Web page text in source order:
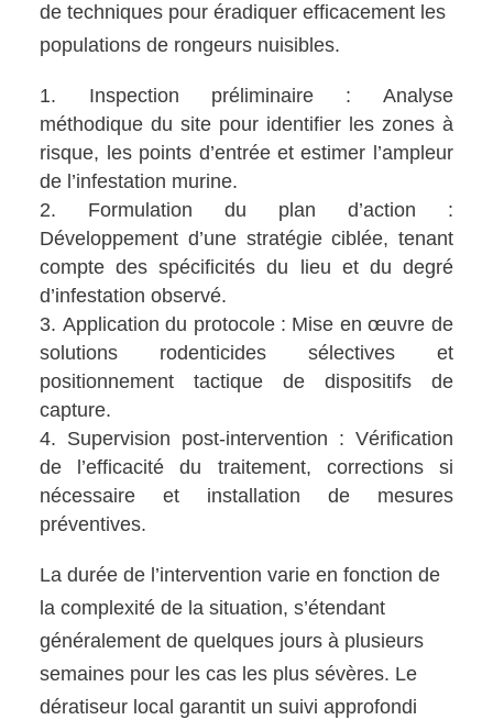
de techniques pour éradiquer efficacement les
populations de rongeurs nuisibles.
Inspection préliminaire : Analyse
méthodique du site pour identifier les zones à
risque, les points d’entrée et estimer l’ampleur
de l’infestation murine.
Formulation du plan d’action :
Développement d’une stratégie ciblée, tenant
compte des spécificités du lieu et du degré
d’infestation observé.
Application du protocole : Mise en œuvre de
solutions rodenticides sélectives et
positionnement tactique de dispositifs de
capture.
Supervision post-intervention : Vérification
de l’efficacité du traitement, corrections si
nécessaire et installation de mesures
préventives.
La durée de l’intervention varie en fonction de
la complexité de la situation, s’étendant
généralement de quelques jours à plusieurs
semaines pour les cas les plus sévères. Le
dératiseur local garantit un suivi approfondi